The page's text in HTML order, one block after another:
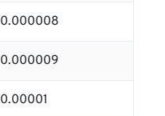
0.000008
0.000009
0.00001